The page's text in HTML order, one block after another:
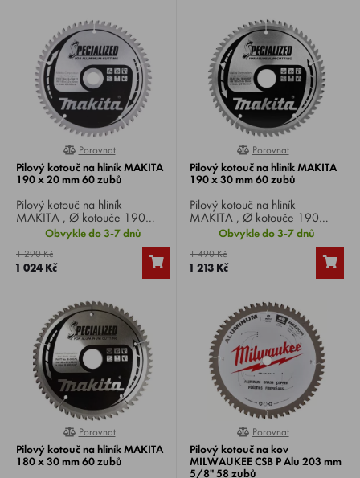
0%
Porovnat
Pilový kotouč na hliník MAKITA
190 x 20 mm 60 zubů
Pilový kotouč na hliník
MAKITA , Ø kotouče 190
mm, Ø vrtání 20 mm, 60 zubů,
pro okružní, pokosové a stolní
pily.
Obvykle do 3-7 dnů
1 290 Kč
1 024 Kč
0%
Porovnat
Pilový kotouč na hliník MAKITA
190 x 30 mm 60 zubů
Pilový kotouč na hliník
MAKITA , Ø kotouče 190
mm, Ø vrtání 30 mm, 60 zubů,
pro okružní, pokosové a stolní
pily.
Obvykle do 3-7 dnů
1 490 Kč
1 213 Kč
0%
Porovnat
Pilový kotouč na hliník MAKITA
180 x 30 mm 60 zubů
0%
Porovnat
Pilový kotouč na kov
MILWAUKEE CSB P Alu 203 mm
5/8" 58 zubů